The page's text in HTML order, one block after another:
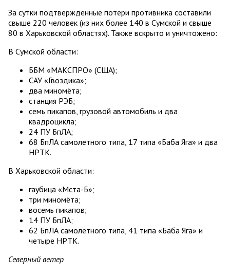
За сутки подтвержденные потери противника составили
свыше 220 человек (из них более 140 в Сумской и свыше
80 в Харьковской областях). Также вскрыто и уничтожено:
В Сумской области:
ББМ «МАКСПРО» (США);
САУ «Гвоздика»;
два миномёта;
станция РЭБ;
семь пикапов, грузовой автомобиль и два
квадроцикла;
24 ПУ БпЛА;
68 БпЛА самолетного типа, 17 типа «Баба Яга» и два
НРТК.
В Харьковской области:
гаубица «Мста-Б»;
три миномёта;
восемь пикапов;
14 ПУ БпЛА;
62 БпЛА самолетного типа, 41 типа «Баба Яга» и
четыре НРТК.
Северный ветер